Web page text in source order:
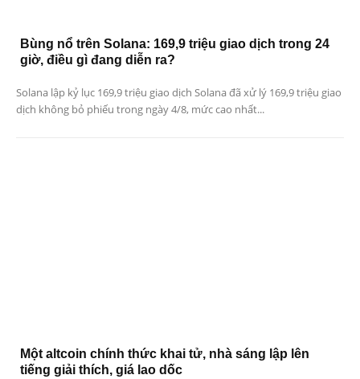
Bùng nổ trên Solana: 169,9 triệu giao dịch trong 24
giờ, điều gì đang diễn ra?
Solana lập kỷ lục 169,9 triệu giao dịch Solana đã xử lý 169,9 triệu giao
dịch không bỏ phiếu trong ngày 4/8, mức cao nhất...
Một altcoin chính thức khai tử, nhà sáng lập lên
tiếng giải thích, giá lao dốc